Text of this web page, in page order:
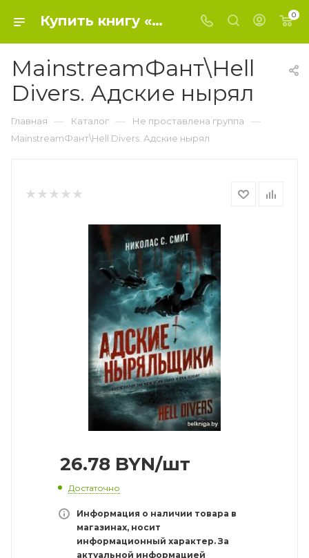
Купить книгу «MainstreamФант\Hell Divers. Адские нырял» 2021, Смит Н.С. - Не проставлена группа 0
MainstreamФант\Hell
Divers. Адские нырял
Главная — Каталог — Не проставлена группа —
MainstreamФант\Hell Divers. Адские нырял
26.78 BYN/шт
Достаточно
Информация о наличии товара в
магазинах, носит
информационный характер. За
актуальной информацией